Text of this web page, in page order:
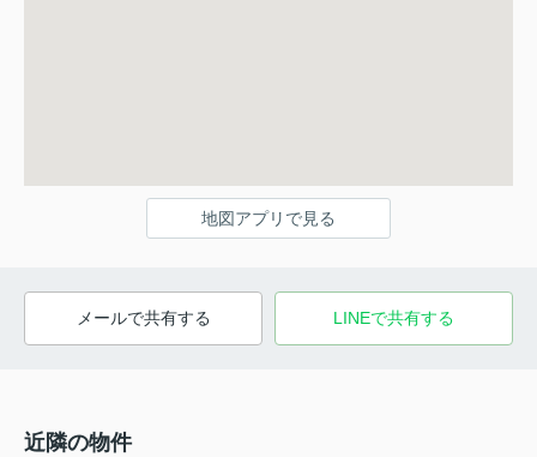
地図アプリで見る
メールで共有する LINEで共有する
近隣の物件